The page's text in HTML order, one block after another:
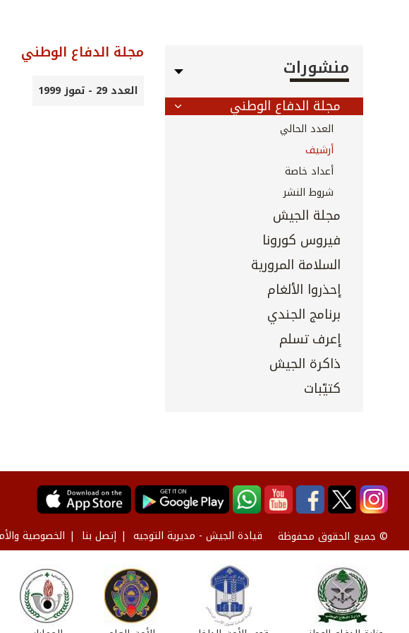
منشورات
مجلة الدفاع الوطني
العدد الحالي
أرشيف
أعداد خاصة
شروط النشر
مجلة الجيش
فيروس كورونا
السلامة المرورية
إحذروا الألغام
برنامج الجندي
إعرف تسلم
ذاكرة الجيش
كتيّبات
مجلة الدفاع الوطني
العدد 29 - تموز 1999
© جميع الحقوق محفوظة قيادة الجيش - مديرية التوجيه إتصل بنا الخصوصية